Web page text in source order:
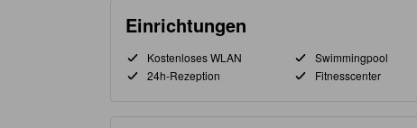
Einrichtungen
Kostenloses WLAN Swimmingpool
24h-Rezeption
Fitnesscenter